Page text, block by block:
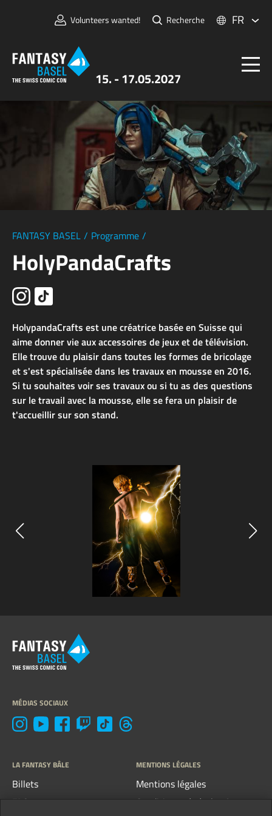
15. - 17.05.2027
Volunteers wanted! Recherche FR
FANTASY BASEL
Informations
Pour Exposants
Presse et Médias
FANTASY BASEL / Programme /
HolyPandaCrafts
HolypandaCrafts est une créatrice basée en Suisse qui
aime donner vie aux accessoires de jeux et de télévision.
Elle trouve du plaisir dans toutes les formes de bricolage
et s'est spécialisée dans les travaux en mousse en 2016.
Si tu souhaites voir ses travaux ou si tu as des questions
sur le travail avec la mousse, elle se fera un plaisir de
t'accueillir sur son stand.
MÉDIAS SOCIAUX
LA FANTASY BÂLE
Billets
FAQ
MENTIONS LÉGALES
Mentions légales
Conditions générales &